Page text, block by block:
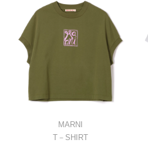
MARNI
T－SHIRT